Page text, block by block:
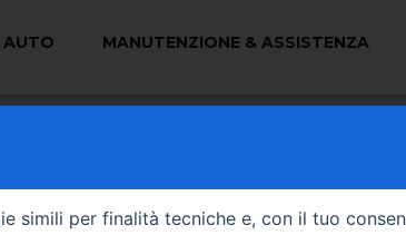
AUTO MANUTENZIONE & ASSISTENZA
una valutazione e tutte le
simili per finalità tecniche e, con il tuo